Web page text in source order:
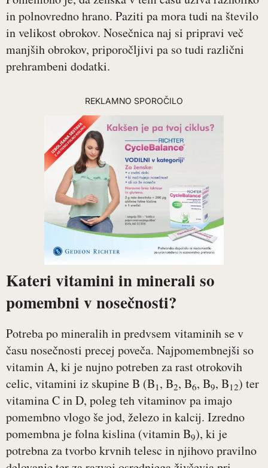
in polnovredno hrano. Paziti pa mora tudi na število
in velikost obrokov. Nosečnica naj si pripravi več
manjših obrokov, priporočljivi pa so tudi različni
prehrambeni dodatki.
REKLAMNO SPOROČILO
Kateri vitamini in minerali so
pomembni v nosečnosti?
Potreba po mineralih in predvsem vitaminih se v
času nosečnosti precej poveča. Najpomembnejši so
vitamin A, ki je nujno potreben za rast otrokovih
celic, vitamini iz skupine B (B1, B2, B6, B9, B12) ter
vitamina C in D, poleg teh vitaminov pa imajo
pomembno vlogo še jod, železo in kalcij. Izredno
pomembna je folna kislina (vitamin B9), ki je
potrebna za tvorbo krvnih telesc in njihovo pravilno